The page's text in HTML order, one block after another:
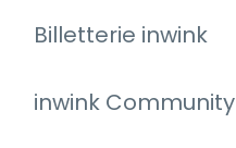
Billetterie inwink
inwink Community